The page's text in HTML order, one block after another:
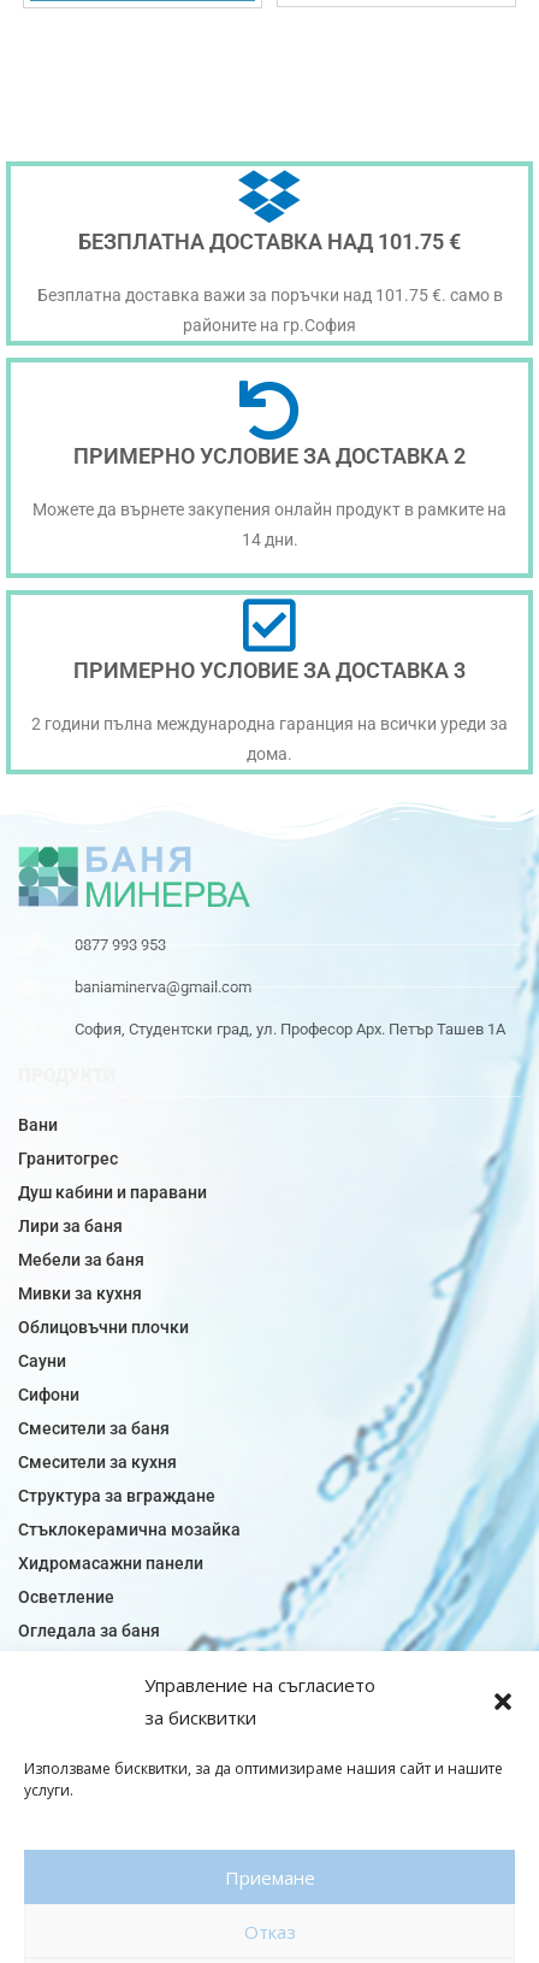
Управление на съгласието
за бисквитки
Използваме бисквитки, за да оптимизираме нашия сайт и нашите
услуги.
Приемане
Отказ
БЕЗПЛАТНА ДОСТАВКА НАД 101.75 €
Безплатна доставка важи за поръчки над 101.75 €. само в
районите на гр.София
ПРИМЕРНО УСЛОВИЕ ЗА ДОСТАВКА 2
Можете да върнете закупения онлайн продукт в рамките на
14 дни.
ПРИМЕРНО УСЛОВИЕ ЗА ДОСТАВКА 3
2 години пълна международна гаранция на всички уреди за
дома.
0877 993 953
baniaminerva@gmail.com
София, Студентски град, ул. Професор Арх. Петър Ташев 1А
Вани
Гранитогрес
Душ кабини и паравани
Лири за баня
Мебели за баня
Мивки за кухня
Облицовъчни плочки
Сауни
Сифони
Смесители за баня
Смесители за кухня
Структура за вграждане
Стъклокерамична мозайка
Хидромасажни панели
Осветление
Огледала за баня
Плочки за кухня
Подови лентова сифони
Подови плочки
Политика за поверителност